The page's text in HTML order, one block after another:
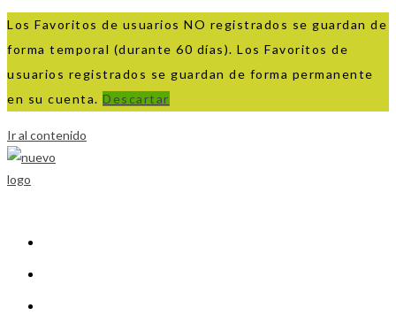
Los Favoritos de usuarios NO registrados se guardan de
forma temporal (durante 60 días). Los Favoritos de
usuarios registrados se guardan de forma permanente
en su cuenta. Descartar
Ir al contenido